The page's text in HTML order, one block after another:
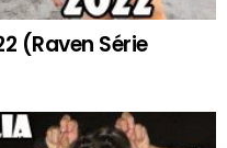
(Raven Série